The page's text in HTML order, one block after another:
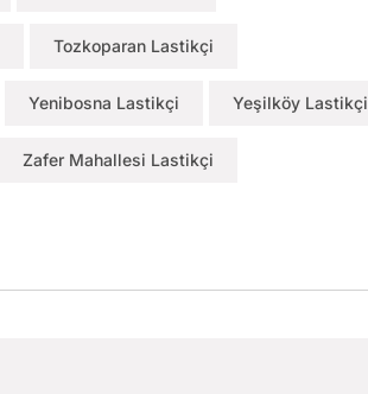
Tozkoparan Lastikçi
Yenibosna Lastikçi Yeşilköy Lastikçi
Zafer Mahallesi Lastikçi